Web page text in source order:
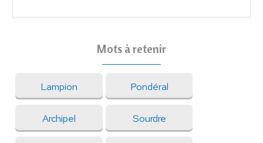
Mots à retenir
Lampion Pondéral
Archipel Sourdre